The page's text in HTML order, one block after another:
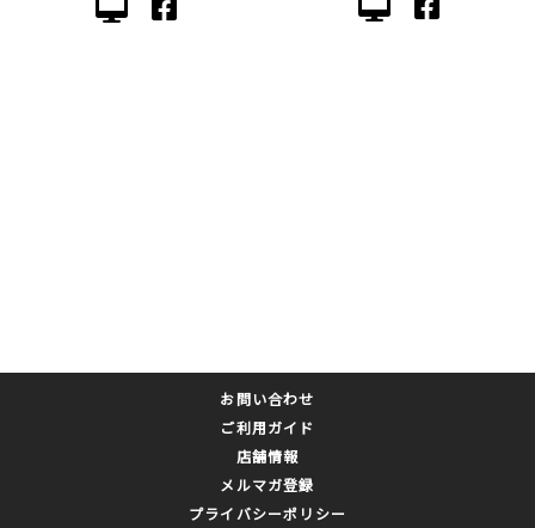
お問い合わせ
ご利用ガイド
店舗情報
メルマガ登録
プライバシーポリシー